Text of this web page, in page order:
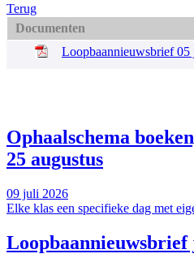
Terug
Documenten
Loopbaannieuwsbrief 05
Ophaalschema
25 augustus
09 juli 2026
Elke klas een specifieke dag met
Loopbaannieuwsbrief